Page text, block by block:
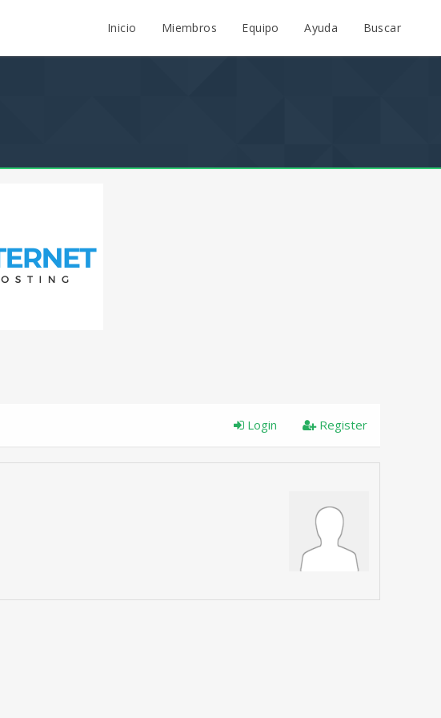
Inicio Miembros Equipo Ayuda Buscar
Register
Login